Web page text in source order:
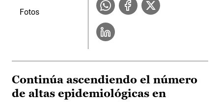
Fotos
Continúa ascendiendo el número
de altas epidemiológicas en